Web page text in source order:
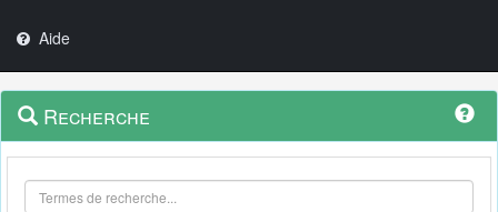
Aide
Navigation
outils
Menu
contextuel
Recherche